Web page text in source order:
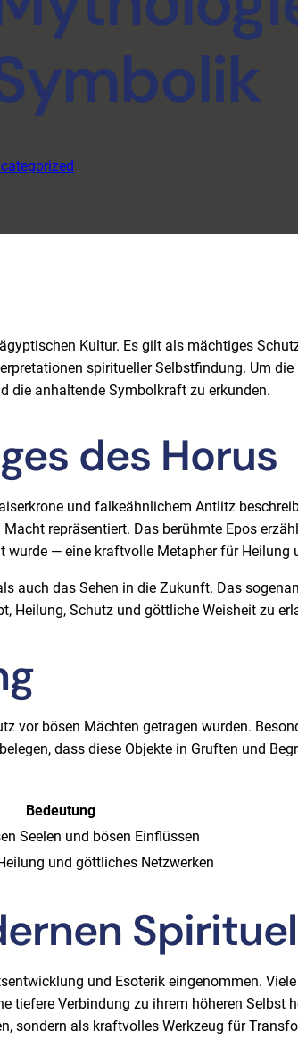
Kultur. Es gilt als mächtiges
spiritueller Selbstfindung. Um
die anhaltende Symbolkraft zu erkunden.
des Horus
und falkeähnlichem Antlitz
repräsentiert. Das berühmte Epos
wurde — eine kraftvolle Metapher für Heilung
auch das Sehen in die Zukunft. Das
Heilung, Schutz und göttliche Weisheit zu
vor bösen Mächten getragen wurden.
dass diese Objekte in Gruften und
Bedeutung
Seelen und bösen Einflüssen
und göttliches Netzwerken
und Esoterik eingenommen.
Verbindung zu ihrem höheren Selbst
sondern als kraftvolles Werkzeug für